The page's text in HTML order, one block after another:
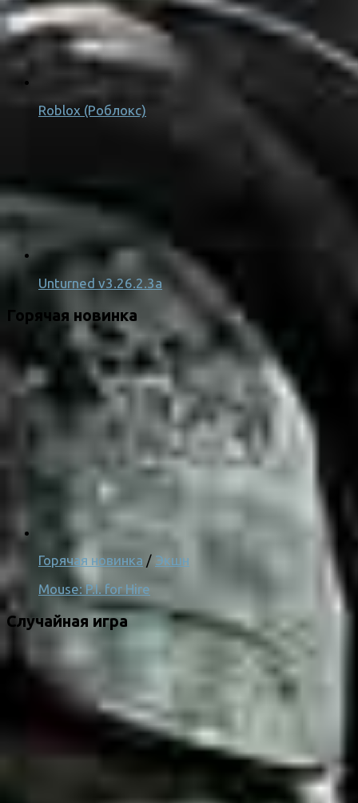
Roblox (Роблокс)
Unturned v3.26.2.3a
Горячая новинка
Горячая новинка / Экшн
Mouse: P.I. for Hire
Случайная игра